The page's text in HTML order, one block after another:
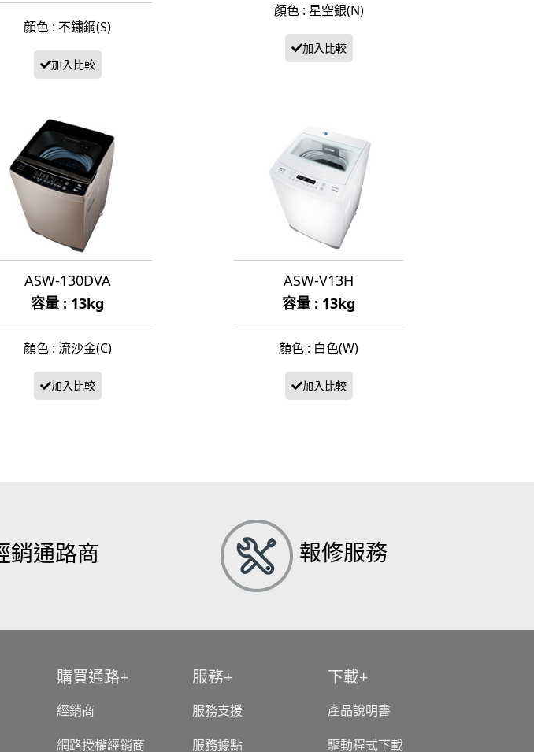
顏色 : 不鏽鋼(S)
顏色 : 星空銀(N)
ASW-130DVA
容量 : 13kg
顏色 : 流沙金(C)
ASW-V13H
容量 : 13kg
顏色 : 白色(W)
銷通路商 報修服務
購買通路
經銷商
網路授權經銷商
服務
服務支援
服務據點
下載
產品說明書
驅動程式下載